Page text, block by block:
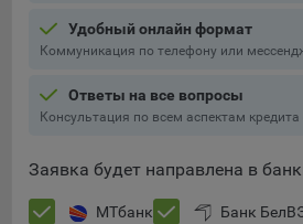
передаются третьим лицам, часть из
время пользования сайтом;
Остальные - не более года.
Отключение аналитических файлов
наиболее и наименее популярные
меры по совершенствованию работы
предпочтений пользователей.
Удобный онлайн формат
Коммуникация по телефону или
Ответы на все вопросы
Консультация по всем аспектам
Заявка будет направлена в
МТбанк Банк